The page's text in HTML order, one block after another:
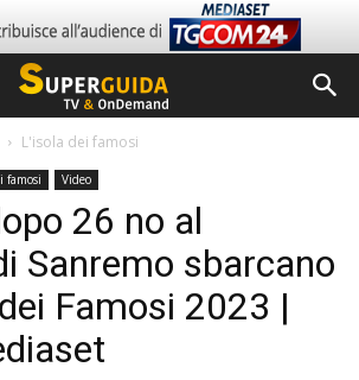
L'isola dei famosi
famosi Video
26 no al
Sanremo sbarcano
Famosi 2023 |